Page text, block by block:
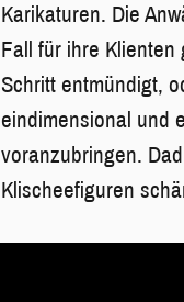
Karikaturen. Die
Fall für ihre Klienten
Schritt entmündigt,
eindimensional und
voranzubringen.
Klischeefiguren